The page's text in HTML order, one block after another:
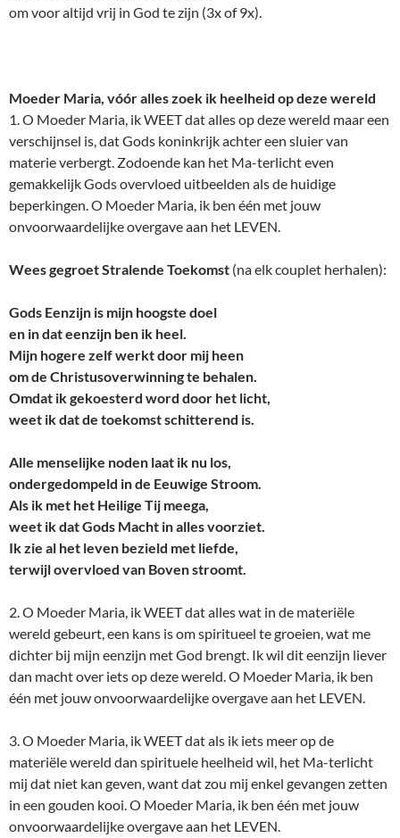
om voor altijd vrij in God te zijn (3x of 9x).
Moeder Maria, vóór alles zoek ik heelheid op deze wereld
1. O Moeder Maria, ik WEET dat alles op deze wereld maar een
verschijnsel is, dat Gods koninkrijk achter een sluier van
materie verbergt. Zodoende kan het Ma-terlicht even
gemakkelijk Gods overvloed uitbeelden als de huidige
beperkingen. O Moeder Maria, ik ben één met jouw
onvoorwaardelijke overgave aan het LEVEN.
Wees gegroet Stralende Toekomst (na elk couplet herhalen):
Gods Eenzijn is mijn hoogste doel
en in dat eenzijn ben ik heel.
Mijn hogere zelf werkt door mij heen
om de Christusoverwinning te behalen.
Omdat ik gekoesterd word door het licht,
weet ik dat de toekomst schitterend is.
Alle menselijke noden laat ik nu los,
ondergedompeld in de Eeuwige Stroom.
Als ik met het Heilige Tij meega,
weet ik dat Gods Macht in alles voorziet.
Ik zie al het leven bezield met liefde,
terwijl overvloed van Boven stroomt.
2. O Moeder Maria, ik WEET dat alles wat in de materiële
wereld gebeurt, een kans is om spiritueel te groeien, wat me
dichter bij mijn eenzijn met God brengt. Ik wil dit eenzijn liever
dan macht over iets op deze wereld. O Moeder Maria, ik ben
één met jouw onvoorwaardelijke overgave aan het LEVEN.
3. O Moeder Maria, ik WEET dat als ik iets meer op de
materiële wereld dan spirituele heelheid wil, het Ma-terlicht
mij dat niet kan geven, want dat zou mij enkel gevangen zetten
in een gouden kooi. O Moeder Maria, ik ben één met jouw
onvoorwaardelijke overgave aan het LEVEN.